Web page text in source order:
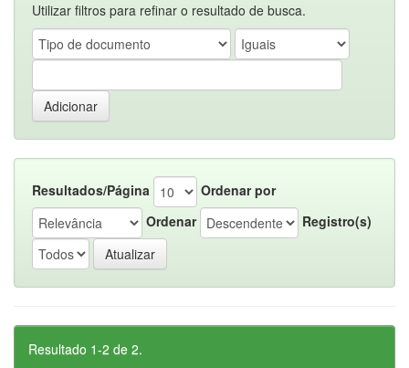
Utilizar filtros para refinar o resultado de busca.
Resultados/Página
Ordenar por
Ordenar
Registro(s)
Resultado 1-2 de 2.